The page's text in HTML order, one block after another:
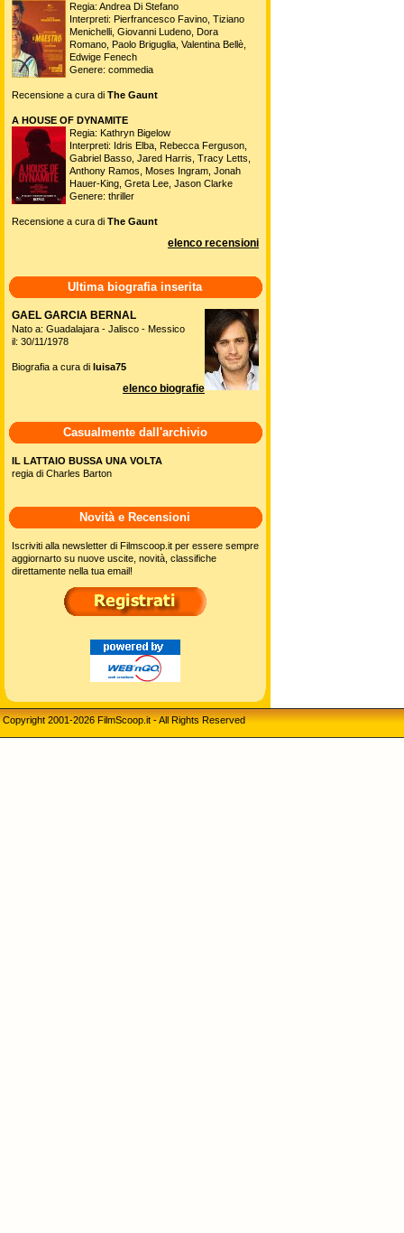
Regia: Andrea Di Stefano
Interpreti: Pierfrancesco Favino, Tiziano
Menichelli, Giovanni Ludeno, Dora
Romano, Paolo Briguglia, Valentina Bellè,
Edwige Fenech
Genere: commedia
Recensione a cura di The Gaunt
A HOUSE OF DYNAMITE
Regia: Kathryn Bigelow
Interpreti: Idris Elba, Rebecca Ferguson,
Gabriel Basso, Jared Harris, Tracy Letts,
Anthony Ramos, Moses Ingram, Jonah
Hauer-King, Greta Lee, Jason Clarke
Genere: thriller
Recensione a cura di The Gaunt
elenco recensioni
Ultima biografia inserita
GAEL GARCIA BERNAL
Nato a: Guadalajara - Jalisco - Messico
il: 30/11/1978
Biografia a cura di luisa75
elenco biografie
Casualmente dall'archivio
IL LATTAIO BUSSA UNA VOLTA
regia di Charles Barton
Novità e Recensioni
Iscriviti alla newsletter di Filmscoop.it per essere sempre
aggiornarto su nuove uscite, novità, classifiche
direttamente nella tua email!
Copyright 2001-2026 FilmScoop.it - All Rights Reserved